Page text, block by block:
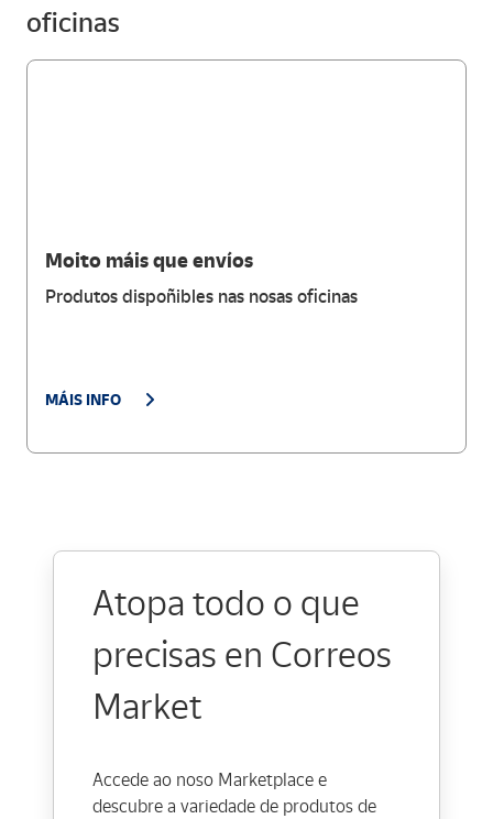
oficinas
Moito máis que envíos
Produtos dispoñibles nas nosas oficinas
MÁIS INFO
Atopa todo o que
precisas en Correos
Market
Accede ao noso Marketplace e
descubre a variedade de produtos de